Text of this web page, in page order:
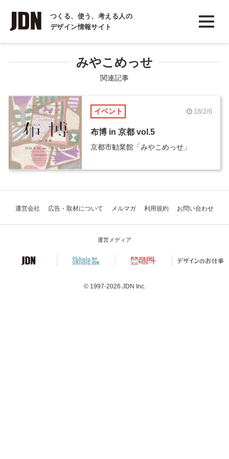
つくる、使う、考える人の
デザイン情報サイト
INTERVIEW
インタビュー
COLUMN
コラム
みやこめっせ
関連記事
イベント 18/2/6
布博 in 京都 vol.5
京都市勧業館「みやこめっせ」
運営会社 広告・取材について メルマガ 利用規約 お問い合わせ
運営メディア
© 1997-2026 JDN Inc.